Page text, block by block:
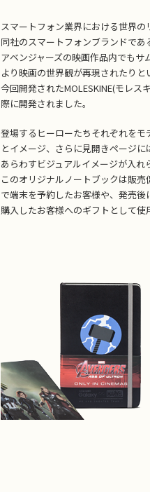
スマートフォン業界における世界の
同社のスマートフォンブランドであ
アベンジャーズの映画作品内でも
より映画の世界観が再現されたり
今回開発されたMOLESKINE(モレ
際に開発されました。
登場するヒーローたちそれぞれを
とイメージ、さらに見開きページ
あらわすビジュアルイメージが入れ
このオリジナルノートブックは販
で端末を予約したお客様や、発売
購入したお客様へのギフトとして使